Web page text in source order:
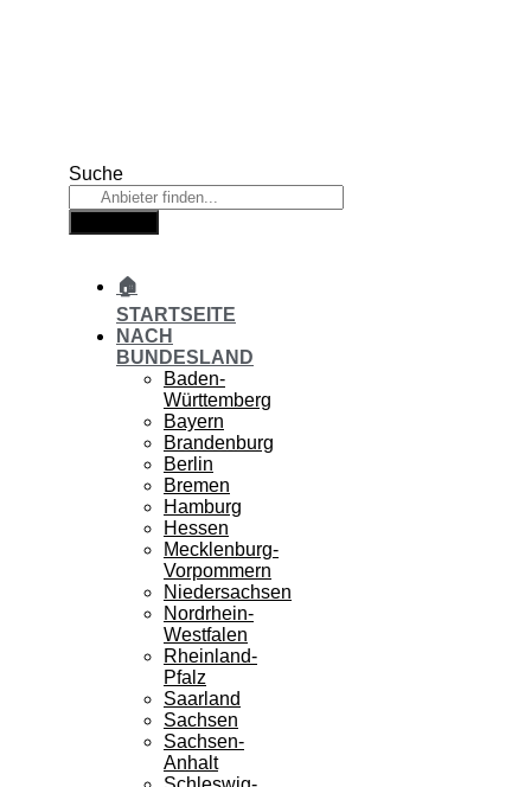
Suche
🏠
STARTSEITE
NACH
BUNDESLAND
Baden-
Württemberg
Bayern
Brandenburg
Berlin
Bremen
Hamburg
Hessen
Mecklenburg-
Vorpommern
Niedersachsen
Nordrhein-
Westfalen
Rheinland-
Pfalz
Saarland
Sachsen
Sachsen-
Anhalt